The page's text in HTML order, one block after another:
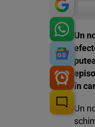
Un
în
Un